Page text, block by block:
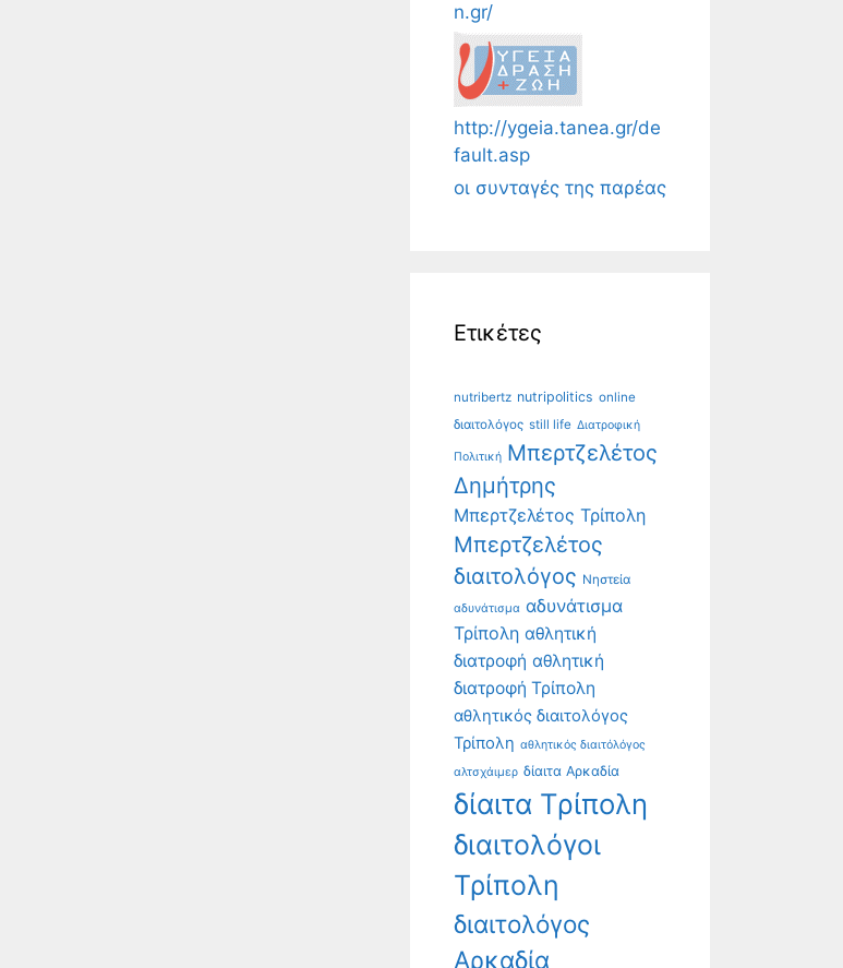
n.gr/
http://ygeia.tanea.gr/de
fault.asp
οι συνταγές της παρέας
Ετικέτες
nutribertz nutripolitics online
διαιτολόγος still life Διατροφική
Πολιτική Μπερτζελέτος
Δημήτρης
Μπερτζελέτος Τρίπολη
Μπερτζελέτος
διαιτολόγος Νηστεία
αδυνάτισμα αδυνάτισμα
Τρίπολη αθλητική
διατροφή αθλητική
διατροφή Τρίπολη
αθλητικός διαιτολόγος
Τρίπολη αθλητικός διαιτόλόγος
αλτσχάιμερ δίαιτα Αρκαδία
δίαιτα Τρίπολη
διαιτολόγοι
Τρίπολη
διαιτολόγος
Αρκαδία